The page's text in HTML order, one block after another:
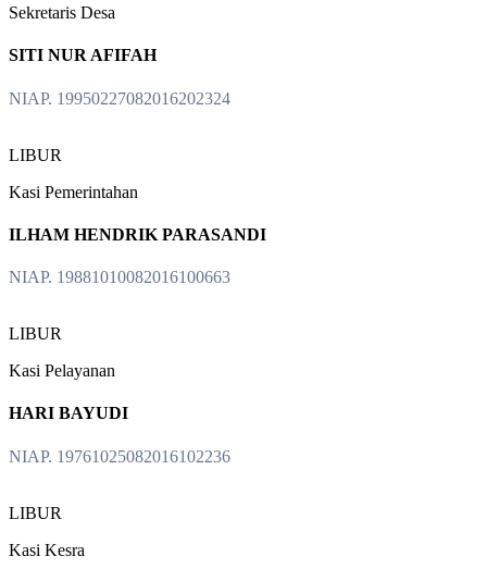
Sekretaris Desa
SITI NUR AFIFAH
NIAP. 19950227082016202324
LIBUR
Kasi Pemerintahan
ILHAM HENDRIK PARASANDI
NIAP. 19881010082016100663
LIBUR
Kasi Pelayanan
HARI BAYUDI
NIAP. 19761025082016102236
LIBUR
Kasi Kesra